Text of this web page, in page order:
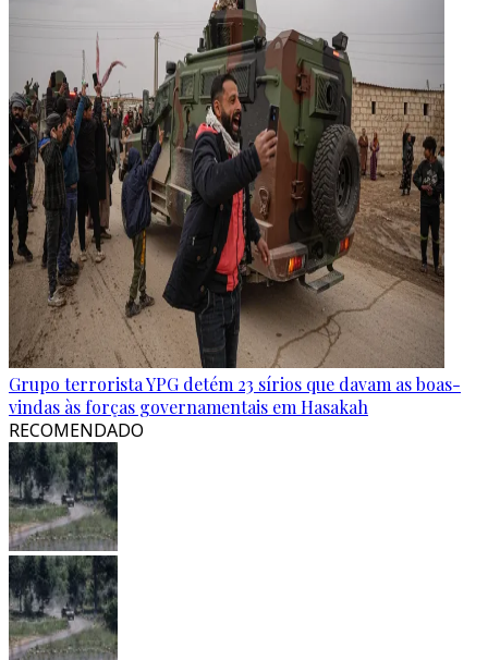
Grupo terrorista YPG detém 23 sírios que davam as boas-
vindas às forças governamentais em Hasakah
RECOMENDADO